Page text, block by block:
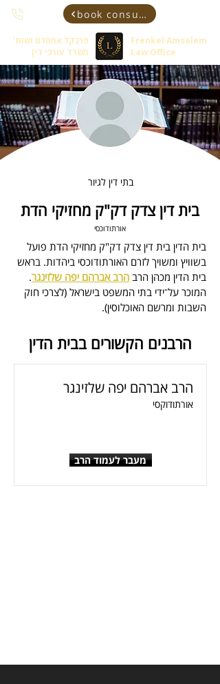
book consultant
פרנקל אמסלם ושות'
משרד עורכי דין
Frenkel Amsalem
Law Office
בתי דין לגיור
בית דין צדק דק"ק מחזיקי הדת
אורתודוכסי
בית הדין בית דין צדק דק"ק מחזיקי הדת פועל
בשוויץ ומשויך לזרם האורתודוכסי ביהדות. בראש
בית הדין מכהן הרב הרב אברהם יפה שלזינגר.
המוכר על־ידי בתי המשפט בישראל (לצרכי חוק
השבות ומרשם האוכלוסין).
הרבנים הקשורים בבית הדין
הרב אברהם יפה שלזינגר
אורתודוקסי
מעבר לעמוד הרב